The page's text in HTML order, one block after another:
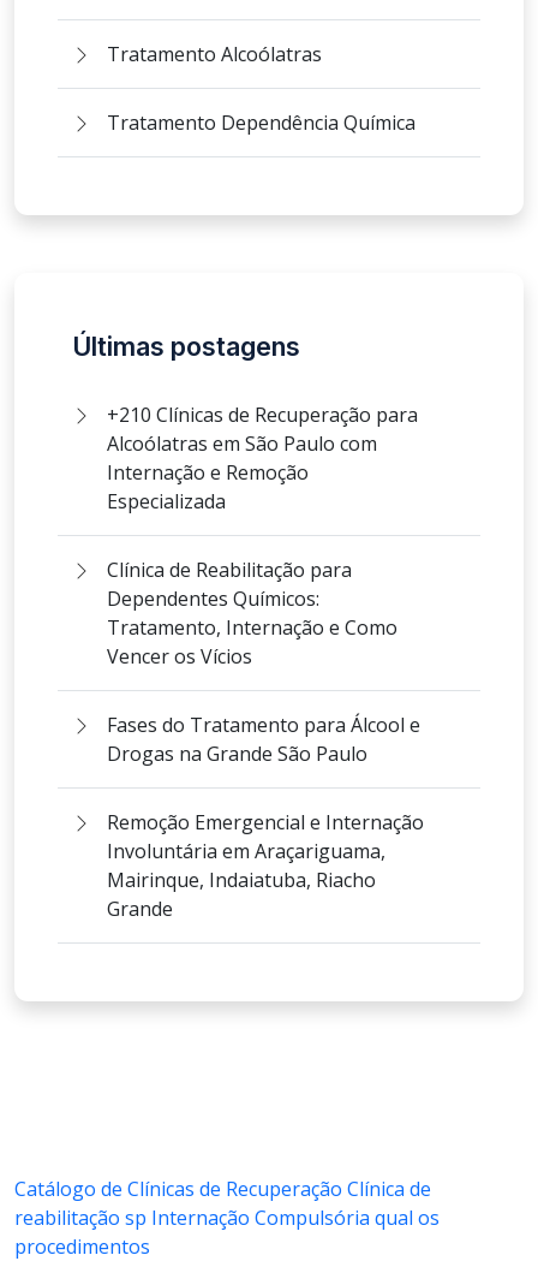
Tratamento Alcoólatras
Tratamento Dependência Química
Últimas postagens
+210 Clínicas de Recuperação para
Alcoólatras em São Paulo com
Internação e Remoção
Especializada
Clínica de Reabilitação para
Dependentes Químicos:
Tratamento, Internação e Como
Vencer os Vícios
Fases do Tratamento para Álcool e
Drogas na Grande São Paulo
Remoção Emergencial e Internação
Involuntária em Araçariguama,
Mairinque, Indaiatuba, Riacho
Grande
Catálogo de Clínicas de Recuperação Clínica de
reabilitação sp Internação Compulsória qual os
procedimentos